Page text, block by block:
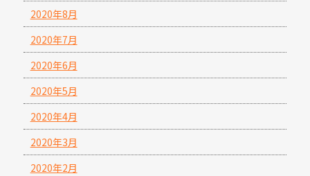
2020年8月
2020年7月
2020年6月
2020年5月
2020年4月
2020年3月
2020年2月